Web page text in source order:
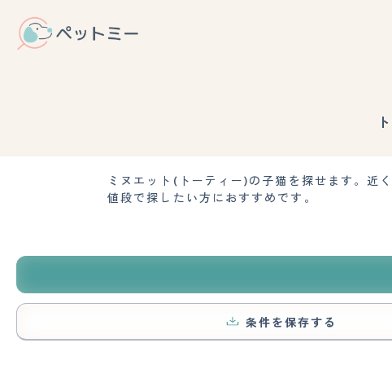
ミヌエット(トーティー)の子猫を探せます。近
値段で探したい方におすすめです。
条件を保存する